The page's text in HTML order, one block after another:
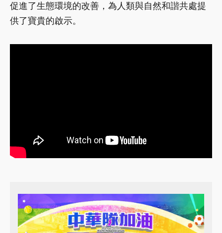
促進了生態環境的改善，為人類與自然和諧共處提
供了寶貴的啟示。